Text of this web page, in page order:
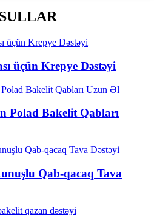
üçün Krepye Dəstəyi
Polad Bakelit Qabları
Qab-qacaq Tava